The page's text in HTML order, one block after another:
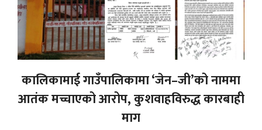
कालिकामाई गाउँपालिकामा ‘जेन–जी’को नाममा
आतंक मच्चाएको आरोप, कुशवाहविरुद्ध कारबाही
माग